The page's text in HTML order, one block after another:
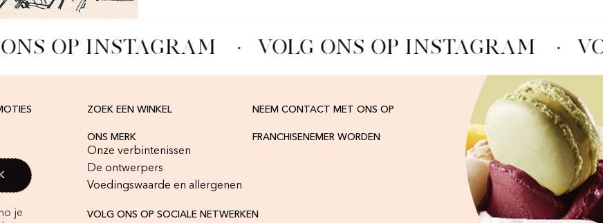
OP INSTAGRAM · VOLG ONS OP INSTAGRAM ·
je
ZOEK EEN WINKEL NEEM CONTACT MET ONS OP
ONS MERK
Onze verbintenissen
De ontwerpers
Voedingswaarde en allergenen
FRANCHISENEMER WORDEN
VOLG ONS OP SOCIALE NETWERKEN